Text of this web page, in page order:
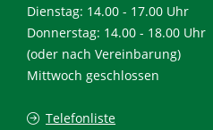
Dienstag: 14.00 - 17.00 Uhr
Donnerstag: 14.00 - 18.00 Uhr
(oder nach Vereinbarung)
Mittwoch geschlossen
Telefonliste